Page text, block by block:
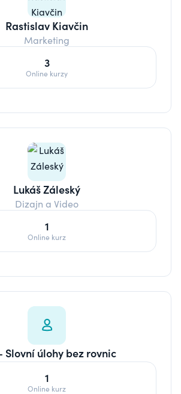
Rastislav Kiavčin
Marketing
3
Online kurzy
Lukáš Záleský
Dizajn a Video
1
Online kurz
Slovní úlohy bez rovnic
1
Online kurz